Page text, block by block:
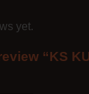
yet.
“KS